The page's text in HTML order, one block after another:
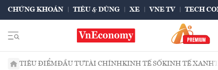
CHỨNG KHOÁN TIÊU & DÙNG XE VNE TV TECH
TIÊU ĐIỂMĐẦU TƯTÀI CHÍNHKINH TẾ SỐKINH TẾ XANH